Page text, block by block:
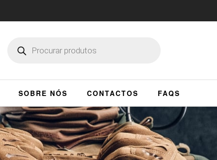
SOBRE NÓS CONTACTOS FAQS